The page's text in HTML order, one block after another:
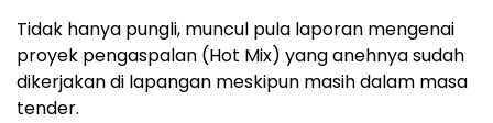
Tidak hanya pungli, muncul pula laporan mengenai
proyek pengaspalan (Hot Mix) yang anehnya sudah
dikerjakan di lapangan meskipun masih dalam masa
tender.